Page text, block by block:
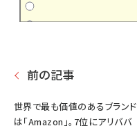
前の記事
世界で最も価値のあるブランド
は「Amazon」。7位にアリババ